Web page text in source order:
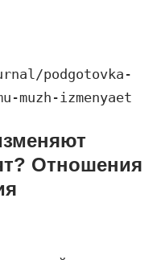
podgotovka-
muzh-izmenyaet
Отношения